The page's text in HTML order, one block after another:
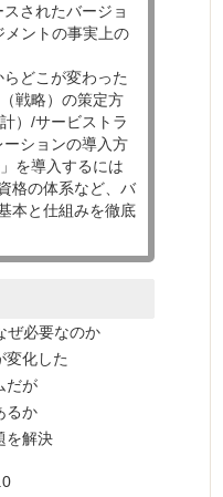
されたバージョ
メントの事実上の
どこが変わった
戦略）の策定方
）/サービストラ
ションの導入方
を導入するには
格の体系など、バ
本と仕組みを徹底
ぜ必要なのか
変化した
だが
るか
を解決